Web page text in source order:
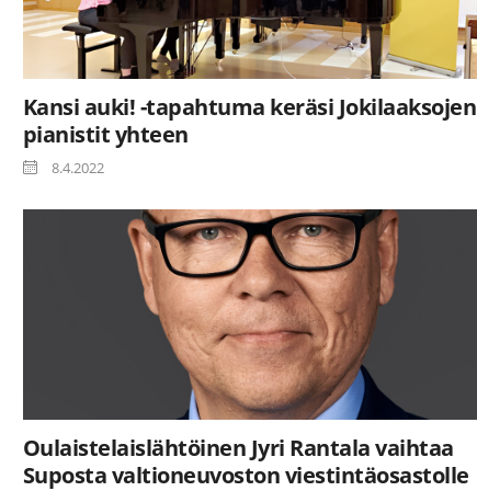
Kansi auki! -tapahtuma keräsi Jokilaaksojen
pianistit yhteen
8.4.2022
Oulaistelaislähtöinen Jyri Rantala vaihtaa
Suposta valtioneuvoston viestintäosastolle